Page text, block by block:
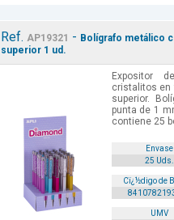
Ref. AP19321 - Bolígrafo metálico
superior 1 ud.
Expositor
cristalitos en
superior.
punta de 1
contiene 25
Envase
25 Uds.
Cï¿½digo de
UMV